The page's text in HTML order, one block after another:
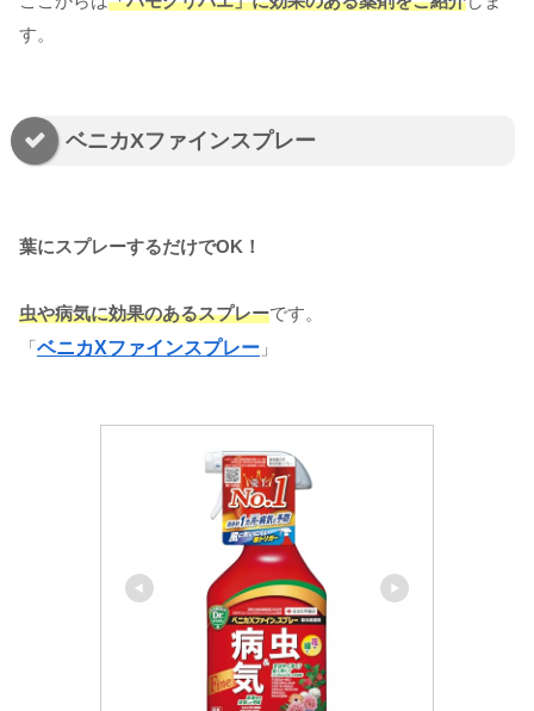
す。
ベニカXファインスプレー
葉にスプレーするだけでOK！
虫や病気に効果のあるスプレーです。
「ベニカXファインスプレー 」